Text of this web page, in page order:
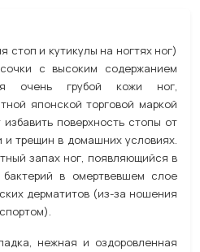
стоп и кутикулы на ногтях ног)
с высоким содержанием
очень грубой кожи ног,
японской торговой маркой
избавить поверхность стопы от
и трещин в домашних условиях.
запах ног, появляющийся в
бактерий в омертвевшем слое
дерматитов (из-за ношения
нежная и оздоровленная